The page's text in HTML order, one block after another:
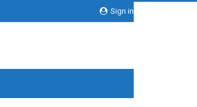
Sign in